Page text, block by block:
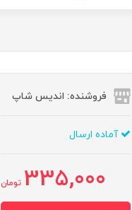
فروشنده: اندیس شاپ
آماده ارسال
335,000 تومان